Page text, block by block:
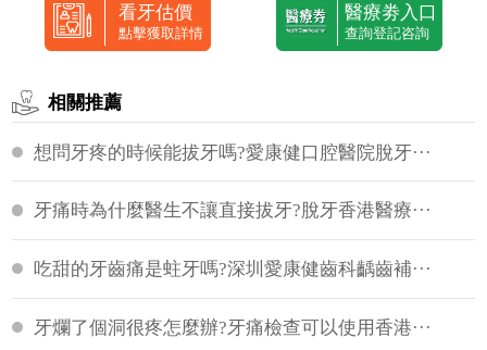
看牙估價
點擊獲取詳情
醫療劵入口
查詢登記咨詢
相關推薦
想問牙疼的時候能拔牙嗎?愛康健口腔醫院脫牙···
牙痛時為什麼醫生不讓直接拔牙?脫牙香港醫療···
吃甜的牙齒痛是蛀牙嗎?深圳愛康健齒科齲齒補···
牙爛了個洞很疼怎麼辦?牙痛檢查可以使用香港···